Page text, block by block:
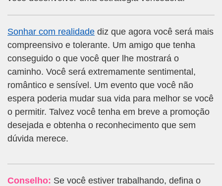
Sonhar com realidade diz que agora você será mais
compreensivo e tolerante. Um amigo que tenha
conseguido o que você quer lhe mostrará o
caminho. Você será extremamente sentimental,
romântico e sensível. Um evento que você não
espera poderia mudar sua vida para melhor se você
o permitir. Talvez você tenha em breve a promoção
desejada e obtenha o reconhecimento que sem
dúvida merece.
Conselho: Se você estiver trabalhando, defina o